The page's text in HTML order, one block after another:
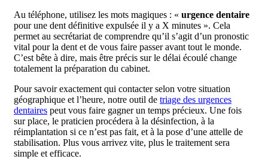
Au téléphone, utilisez les mots magiques : « urgence dentaire
pour une dent définitive expulsée il y a X minutes ». Cela
permet au secrétariat de comprendre qu’il s’agit d’un pronostic
vital pour la dent et de vous faire passer avant tout le monde.
C’est bête à dire, mais être précis sur le délai écoulé change
totalement la préparation du cabinet.
Pour savoir exactement qui contacter selon votre situation
géographique et l’heure, notre outil de triage des urgences
dentaires peut vous faire gagner un temps précieux. Une fois
sur place, le praticien procédera à la désinfection, à la
réimplantation si ce n’est pas fait, et à la pose d’une attelle de
stabilisation. Plus vous arrivez vite, plus le traitement sera
simple et efficace.